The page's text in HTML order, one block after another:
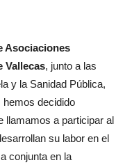
Asociaciones
Vallecas, junto a las
y la Sanidad Pública,
hemos decidido
llamamos a participar al
su labor en el
conjunta en la